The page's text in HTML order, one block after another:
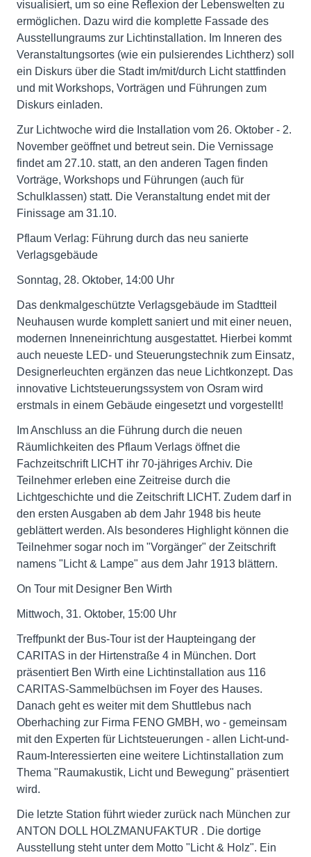
visualisiert, um so eine Reflexion der Lebenswelten zu
ermöglichen. Dazu wird die komplette Fassade des
Ausstellungraums zur Lichtinstallation. Im Inneren des
Veranstaltungsortes (wie ein pulsierendes Lichtherz) soll
ein Diskurs über die Stadt im/mit/durch Licht stattfinden
und mit Workshops, Vorträgen und Führungen zum
Diskurs einladen.
Zur Lichtwoche wird die Installation vom 26. Oktober - 2.
November geöffnet und betreut sein. Die Vernissage
findet am 27.10. statt, an den anderen Tagen finden
Vorträge, Workshops und Führungen (auch für
Schulklassen) statt. Die Veranstaltung endet mit der
Finissage am 31.10.
Pflaum Verlag: Führung durch das neu sanierte
Verlagsgebäude
Sonntag, 28. Oktober, 14:00 Uhr
Das denkmalgeschützte Verlagsgebäude im Stadtteil
Neuhausen wurde komplett saniert und mit einer neuen,
modernen Inneneinrichtung ausgestattet. Hierbei kommt
auch neueste LED- und Steuerungstechnik zum Einsatz,
Designerleuchten ergänzen das neue Lichtkonzept. Das
innovative Lichtsteuerungssystem von Osram wird
erstmals in einem Gebäude eingesetzt und vorgestellt!
Im Anschluss an die Führung durch die neuen
Räumlichkeiten des Pflaum Verlags öffnet die
Fachzeitschrift LICHT ihr 70-jähriges Archiv. Die
Teilnehmer erleben eine Zeitreise durch die
Lichtgeschichte und die Zeitschrift LICHT. Zudem darf in
den ersten Ausgaben ab dem Jahr 1948 bis heute
geblättert werden. Als besonderes Highlight können die
Teilnehmer sogar noch im "Vorgänger" der Zeitschrift
namens "Licht & Lampe" aus dem Jahr 1913 blättern.
On Tour mit Designer Ben Wirth
Mittwoch, 31. Oktober, 15:00 Uhr
Treffpunkt der Bus-Tour ist der Haupteingang der
CARITAS in der Hirtenstraße 4 in München. Dort
präsentiert Ben Wirth eine Lichtinstallation aus 116
CARITAS-Sammelbüchsen im Foyer des Hauses.
Danach geht es weiter mit dem Shuttlebus nach
Oberhaching zur Firma FENO GMBH, wo - gemeinsam
mit den Experten für Lichtsteuerungen - allen Licht-und-
Raum-Interessierten eine weitere Lichtinstallation zum
Thema "Raumakustik, Licht und Bewegung" präsentiert
wird.
Die letzte Station führt wieder zurück nach München zur
ANTON DOLL HOLZMANUFAKTUR . Die dortige
Ausstellung steht unter dem Motto "Licht & Holz". Ein